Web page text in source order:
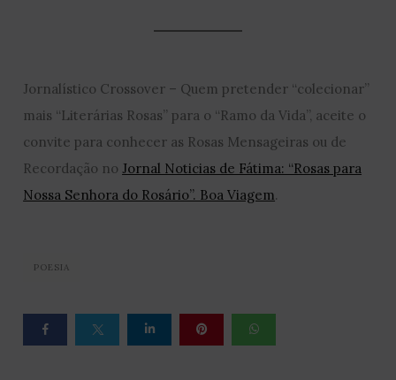
Jornalístico Crossover – Quem pretender “colecionar”
mais “Literárias Rosas” para o “Ramo da Vida”, aceite o
convite para conhecer as Rosas Mensageiras ou de
Recordação no Jornal Noticias de Fátima: “Rosas para
Nossa Senhora do Rosário”. Boa Viagem.
POESIA